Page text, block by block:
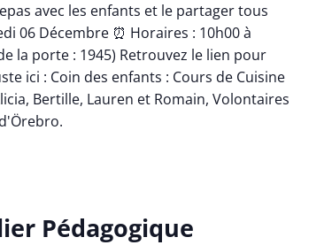
avec les enfants et le partager tous
06 Décembre ⏰ Horaires : 10h00 à
la porte : 1945) Retrouvez le lien pour
ici : Coin des enfants : Cours de Cuisine
Bertille, Lauren et Romain, Volontaires
Pédagogique